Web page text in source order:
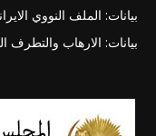
بيانات: الملف النووي
بيانات: الارهاب والتطرف